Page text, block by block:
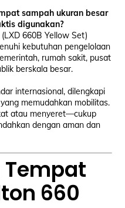
sampah ukuran besar
digunakan?
660B Yellow Set)
kebutuhan pengelolaan
rumah sakit, pusat
berskala besar.
internasional, dilengkapi
yang memudahkan mobilitas.
atau menyeret—cukup
dengan aman dan
660